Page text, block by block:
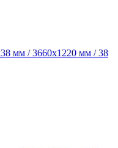
мм / 3660х1220 мм / 38